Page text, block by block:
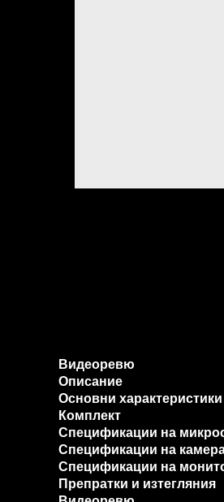
Видеоревю
Описание
Основни характеристики
Комплект
Спецификации на
Спецификации на
Спецификации на
Препратки и изтегляния